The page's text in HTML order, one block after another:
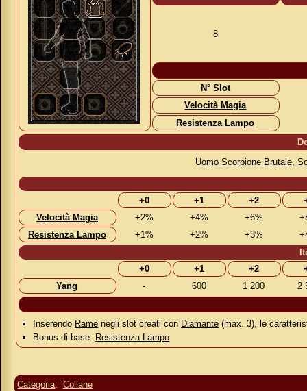
8
N° Slot
Velocità Magia
Resistenza Lampo
Uomo Scorpione Brutale,
+0 +1 +2
Velocità Magia
+2% +4% +6%
Resistenza Lampo
+1% +2% +3%
+0
+1 +2
Yang
- 600 1 200 2
Inserendo Rame negli slot creati con Diamante (max. 3), le
Bonus di base: Resistenza Lampo
Categoria: Collane